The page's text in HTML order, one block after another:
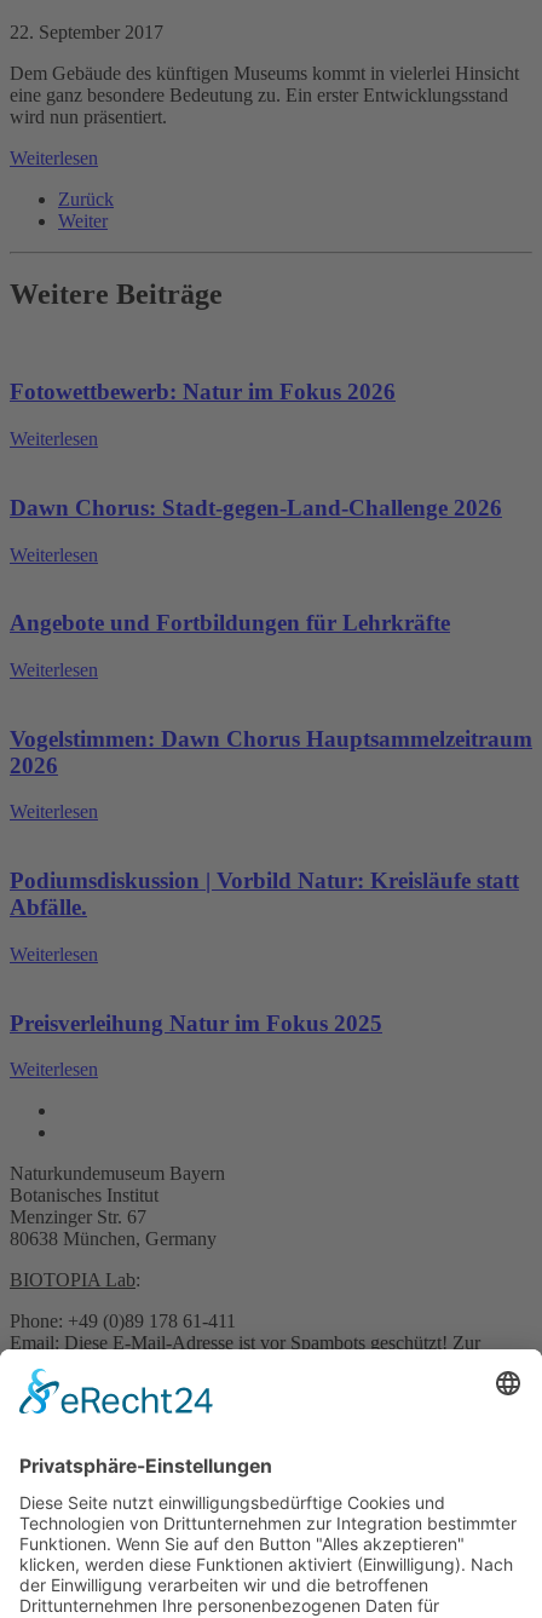
22. September 2017
Dem Gebäude des künftigen Museums kommt in vielerlei Hinsicht
eine ganz besondere Bedeutung zu. Ein erster Entwicklungsstand
wird nun präsentiert.
Weiterlesen
Zurück
Weiter
Weitere Beiträge
Fotowettbewerb: Natur im Fokus 2026
Weiterlesen
Dawn Chorus: Stadt-gegen-Land-Challenge 2026
Weiterlesen
Angebote und Fortbildungen für Lehrkräfte
Weiterlesen
Vogelstimmen: Dawn Chorus Hauptsammelzeitraum
2026
Weiterlesen
Podiumsdiskussion | Vorbild Natur: Kreisläufe statt
Abfälle.
Weiterlesen
Preisverleihung Natur im Fokus 2025
Weiterlesen
Naturkundemuseum Bayern
Botanisches Institut
Menzinger Str. 67
80638 München, Germany
BIOTOPIA Lab:
Phone: +49 (0)89 178 61-411
Email: Diese E-Mail-Adresse ist vor Spambots geschützt! Zur
Anzeige muss JavaScript eingeschaltet sein.
Pressekontakt:
Anzeige muss JavaScript eingeschaltet sein.
Sonstige Anfragen:
Phone: +49 (0)89 178 61-422
Email:Diese E-Mail-Adresse ist vor Spambots geschützt! Zur
Anzeige muss JavaScript eingeschaltet sein.